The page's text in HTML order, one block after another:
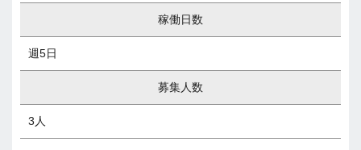
稼働日数
週5日
募集人数
3人